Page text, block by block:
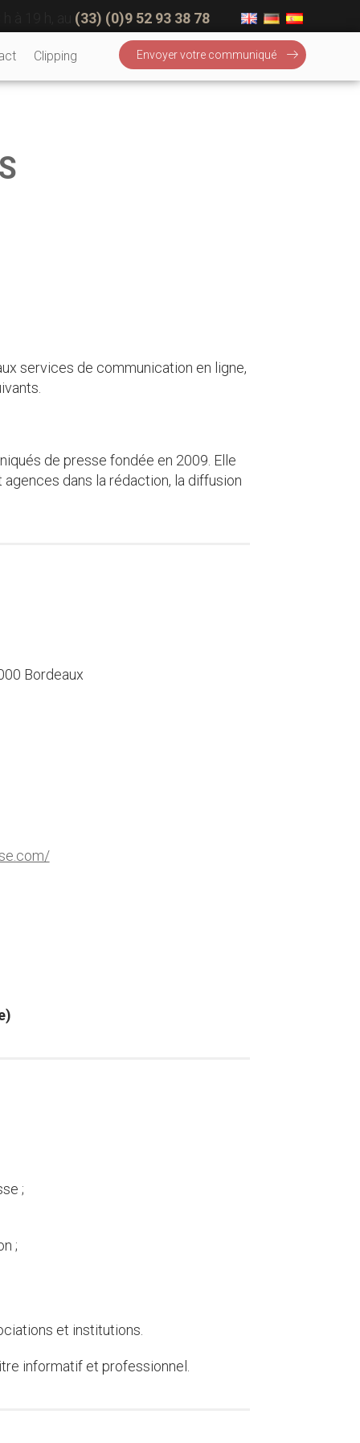
(33) (0)9 52 93 38 78
Clipping Envoyer votre communiqué
services de communication en ligne,
de presse fondée en 2009. Elle
dans la rédaction, la diffusion
Bordeaux
;
;
et institutions.
informatif et professionnel.